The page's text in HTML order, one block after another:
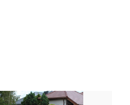
jednak małą wadę – ich